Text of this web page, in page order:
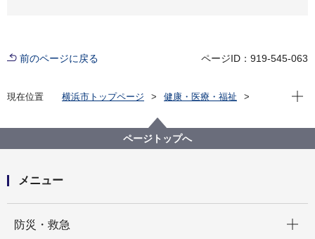
前のページに戻る ページID：919-545-063
現在位置 横浜市トップページ
健康・医療・福祉
感染症発生状況資料集
5週間の区別・年齢階級別定点情報
5週間の区別・年齢階級別定点情報（基幹定点は除く）
現在
ページトップへ
メニュー
防災・救急